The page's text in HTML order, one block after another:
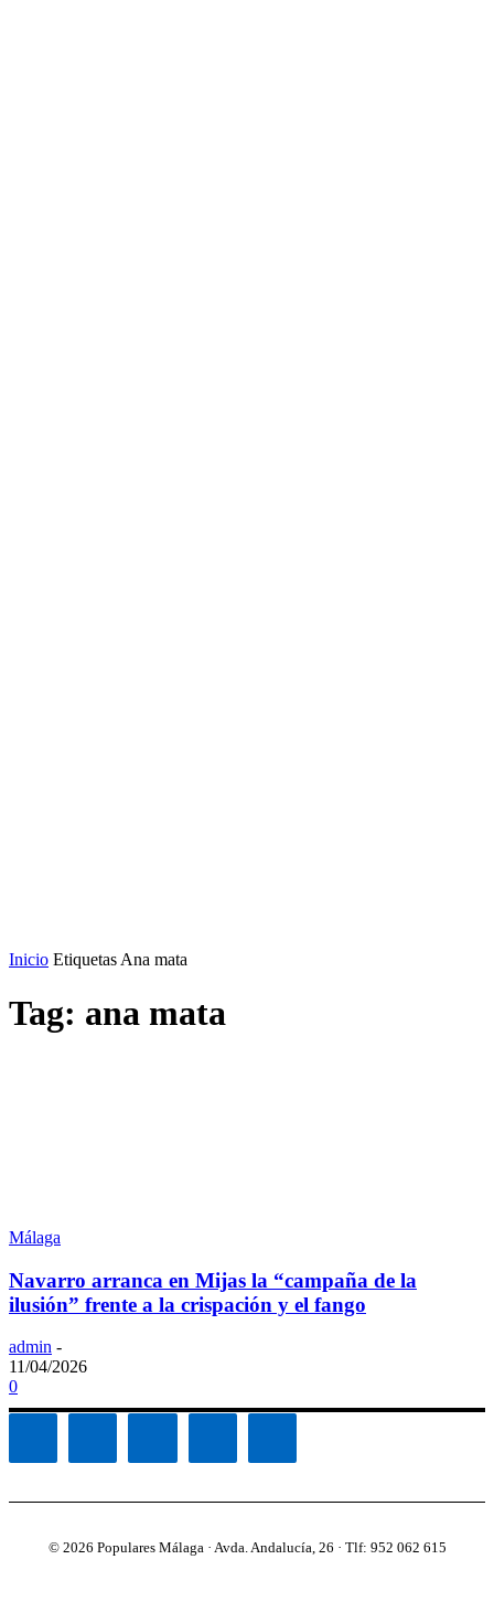
Inicio Etiquetas Ana mata
Tag: ana mata
Málaga
Navarro arranca en Mijas la “campaña de la
ilusión” frente a la crispación y el fango
admin -
11/04/2026
0
© 2026 Populares Málaga · Avda. Andalucía, 26 · Tlf: 952 062 615